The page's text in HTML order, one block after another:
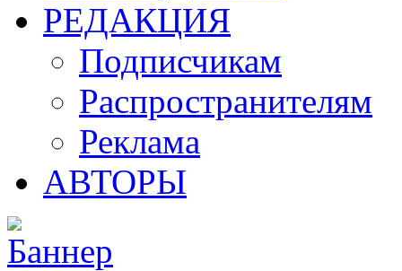
РЕДАКЦИЯ
Подписчикам
Распространителям
Реклама
АВТОРЫ